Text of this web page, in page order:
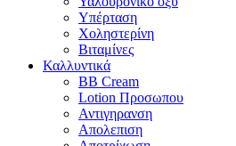
Υπέρταση
Χοληστερίνη
Βιταμίνες
Καλλυντικά
BB Cream
Lotion Προσωπου
Αντιγηρανση
Απολεπιση